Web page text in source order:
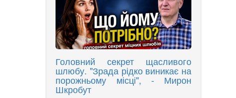
Головний секрет щасливого
шлюбу. "Зрада рідко виникає на
порожньому місці", - Мирон
Шкробут